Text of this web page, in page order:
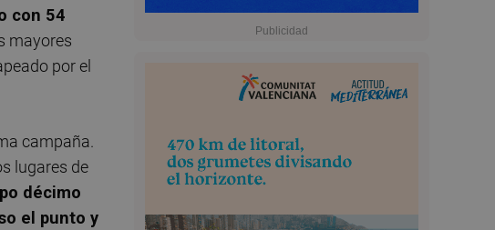
con 54
mayores
por el
campaña.
lugares de
décimo
el punto y